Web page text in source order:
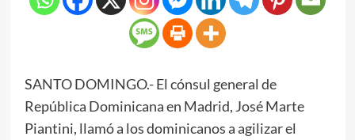
SANTO DOMINGO.- El cónsul general de
República Dominicana en Madrid, José Marte
Piantini, llamó a los dominicanos a agilizar el